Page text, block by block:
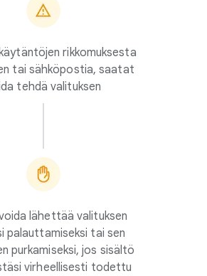
rikkomuksesta
tai sähköpostia, saatat
tehdä valituksen
lähettää valituksen
palauttamiseksi tai sen
purkamiseksi, jos sisältö
virheellisesti todettu